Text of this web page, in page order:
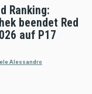
Ranking:
beendet Red
auf P17
Alessandro